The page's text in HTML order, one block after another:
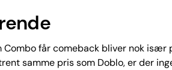
Combo får comeback bliver nok især
samme pris som Doblo, er der